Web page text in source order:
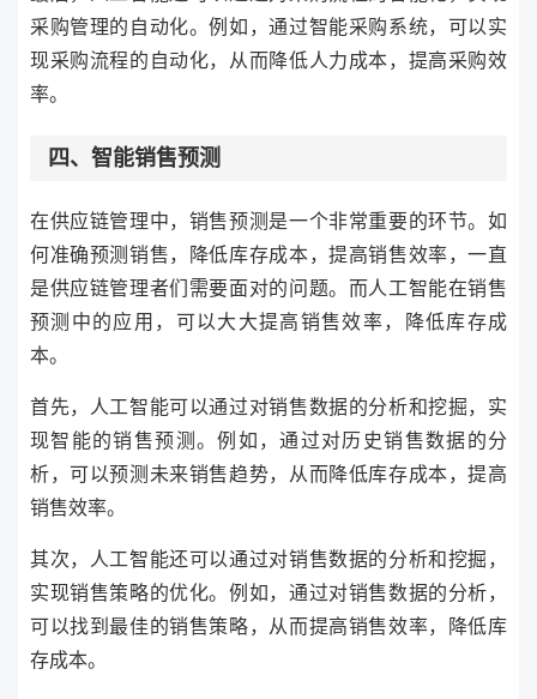
采购管理的自动化。例如，通过智能采购系统，可以实
现采购流程的自动化，从而降低人力成本，提高采购效
率。
四、智能销售预测
在供应链管理中，销售预测是一个非常重要的环节。如
何准确预测销售，降低库存成本，提高销售效率，一直
是供应链管理者们需要面对的问题。而人工智能在销售
预测中的应用，可以大大提高销售效率，降低库存成
本。
首先，人工智能可以通过对销售数据的分析和挖掘，实
现智能的销售预测。例如，通过对历史销售数据的分
析，可以预测未来销售趋势，从而降低库存成本，提高
销售效率。
其次，人工智能还可以通过对销售数据的分析和挖掘，
实现销售策略的优化。例如，通过对销售数据的分析，
可以找到最佳的销售策略，从而提高销售效率，降低库
存成本。